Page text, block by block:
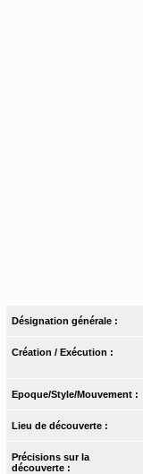
Désignation générale :
Création / Exécution :
Epoque/Style/Mouvement :
Lieu de découverte :
Précisions sur la
découverte :